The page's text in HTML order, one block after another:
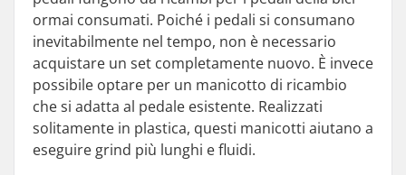
ormai consumati. Poiché i pedali si consumano
inevitabilmente nel tempo, non è necessario
acquistare un set completamente nuovo. È invece
possibile optare per un manicotto di ricambio
che si adatta al pedale esistente. Realizzati
solitamente in plastica, questi manicotti aiutano a
eseguire grind più lunghi e fluidi.